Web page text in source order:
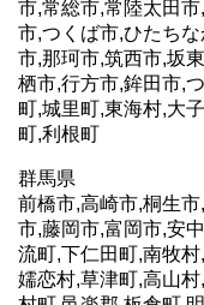
市,常総市,常陸太田
市,つくば市,ひたち
市,那珂市,筑西市,坂
栖市,行方市,鉾田市,
町,城里町,東海村,大
町,利根町
群馬県
前橋市,高崎市,桐生市
市,藤岡市,富岡市,安
流町,下仁田町,南牧
嬬恋村,草津町,高山